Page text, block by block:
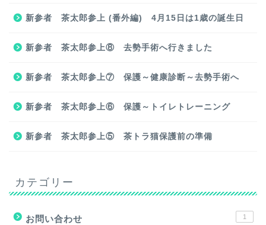
新参者 茶太郎参上 (番外編) 4月15日は1歳の誕生日
新参者 茶太郎参上⑧ 去勢手術へ行きました
新参者 茶太郎参上⑦ 保護～健康診断～去勢手術へ
新参者 茶太郎参上⑥ 保護～トイレトレーニング
新参者 茶太郎参上⑤ 茶トラ猫保護前の準備
カテゴリー
お問い合わせ 1